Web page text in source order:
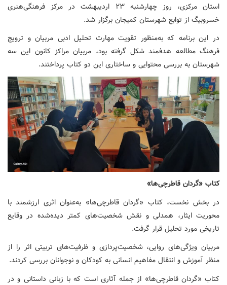
استان مرکزی، روز چهارشنبه ۲۳ اردیبهشت در مرکز فرهنگی‌هنری
خسروبیگ از توابع شهرستان کمیجان برگزار شد.
در این برنامه که به‌منظور تقویت مهارت تحلیل ادبی مربیان و ترویج
فرهنگ مطالعه هدفمند شکل گرفته بود، مربیان مراکز کانون این سه
شهرستان به بررسی محتوایی و ساختاری این دو کتاب پرداختند.
کتاب «گردان قاطرچی‌ها»
در بخش نخست، کتاب «گردان قاطرچی‌ها» به‌عنوان اثری ارزشمند با
محوریت ایثار، همدلی و نقش شخصیت‌های کمتر دیده‌شده در وقایع
تاریخی مورد تحلیل قرار گرفت.
مربیان ویژگی‌های روایی، شخصیت‌پردازی و ظرفیت‌های تربیتی اثر را از
منظر آموزش و انتقال مفاهیم انسانی به کودکان و نوجوانان بررسی کردند.
کتاب «گردان قاطرچی‌ها» از جمله آثاری است که با زبانی داستانی و در